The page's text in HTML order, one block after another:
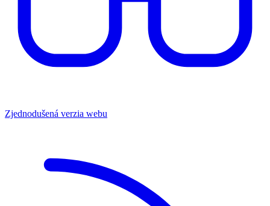
Zjednodušená verzia webu